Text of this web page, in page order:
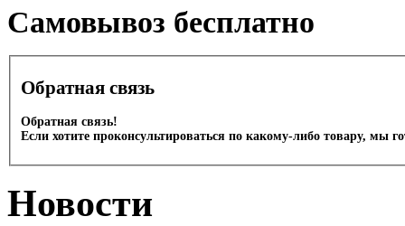
Cамовывоз бесплатно
Обратная связь
Обратная связь!
Если хотите проконсультироваться по какому-либо товару, мы
Новости